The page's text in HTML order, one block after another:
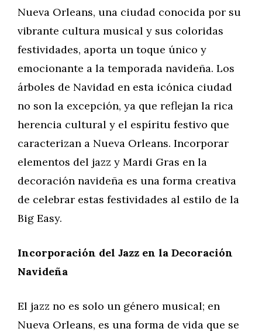
Nueva Orleans, una ciudad conocida por su
vibrante cultura musical y sus coloridas
festividades, aporta un toque único y
emocionante a la temporada navideña. Los
árboles de Navidad en esta icónica ciudad
no son la excepción, ya que reflejan la rica
herencia cultural y el espíritu festivo que
caracterizan a Nueva Orleans. Incorporar
elementos del jazz y Mardi Gras en la
decoración navideña es una forma creativa
de celebrar estas festividades al estilo de la
Big Easy.
Incorporación del Jazz en la Decoración
Navideña
El jazz no es solo un género musical; en
Nueva Orleans, es una forma de vida que se